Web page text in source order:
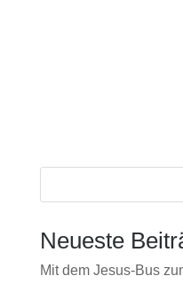
Neueste
Mit dem Jesus-Bus